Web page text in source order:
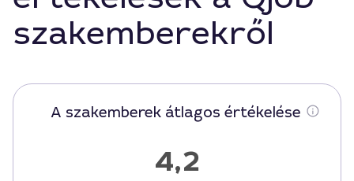
szakemberekről
A szakemberek átlagos értékelése
4,2